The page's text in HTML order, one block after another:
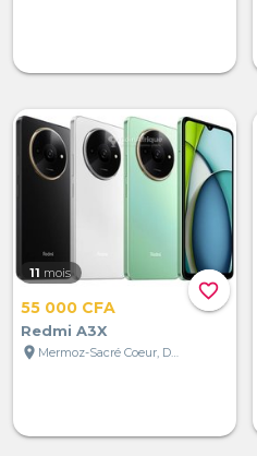
favorite_border
11 mois
55 000 CFA
Redmi A3X
location_on
Mermoz-Sacré Coeur, Dakar, Sénégal